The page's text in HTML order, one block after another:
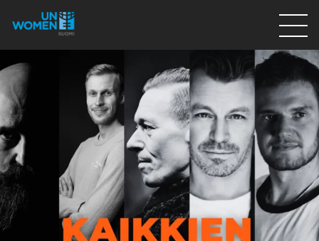
Lahjoita
Osallistu
Mitä teemme
Ajankohtaista
Tietoa meistä
På Svenska
Valikon rivi